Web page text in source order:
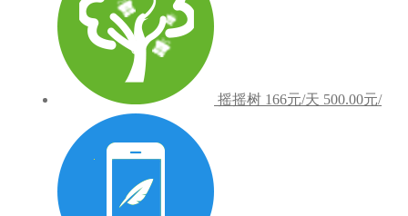
摇摇树 166元/天 500.00元/